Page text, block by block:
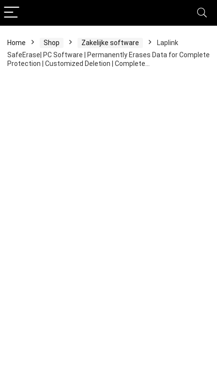
Home Shop Zakelijke software
Laplink
SafeErase| PC Software | Permanently Erases Data for Complete
Protection | Customized Deletion | Complete…